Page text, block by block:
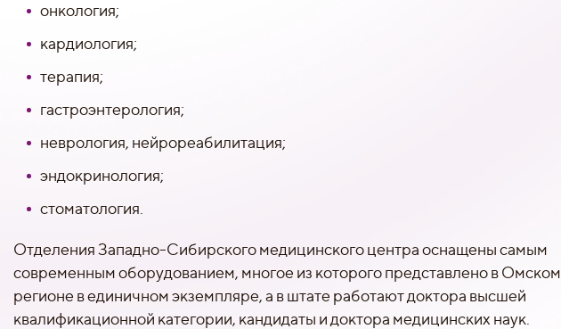
онкология;
кардиология;
терапия;
гастроэнтерология;
неврология, нейрореабилитация;
эндокринология;
стоматология.
Отделения Западно-Сибирского медицинского центра оснащены самым
современным оборудованием, многое из которого представлено в Омском
регионе в единичном экземпляре, а в штате работают доктора высшей
квалификационной категории, кандидаты и доктора медицинских наук.